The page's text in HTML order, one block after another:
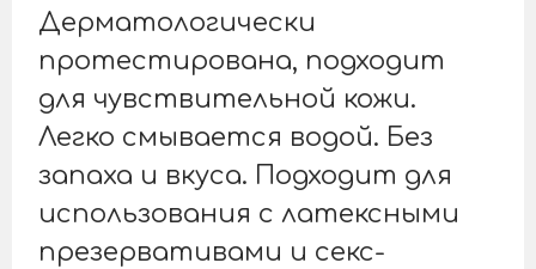
Дерматологически
протестирована, подходит
для чувствительной кожи.
Легко смывается водой. Без
запаха и вкуса. Подходит для
использования с латексными
презервативами и секс-